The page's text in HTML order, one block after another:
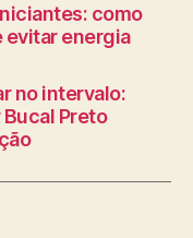
como
evitar energia
no intervalo:
Preto